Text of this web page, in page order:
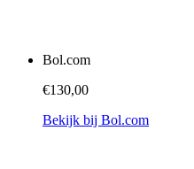
Bol.com
€130,00
Bekijk bij Bol.com